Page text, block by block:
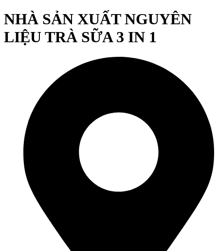
NHÀ SẢN XUẤT NGUYÊN
LIỆU TRÀ SỮA 3 IN 1